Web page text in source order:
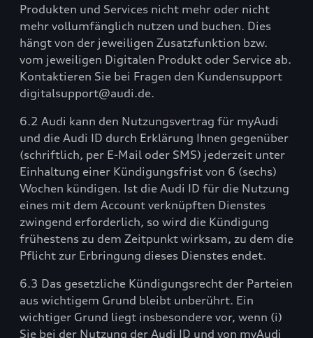
Produkten und Services nicht mehr oder nicht
mehr vollumfänglich nutzen und buchen. Dies
hängt von der jeweiligen Zusatzfunktion bzw.
vom jeweiligen Digitalen Produkt oder Service ab.
Kontaktieren Sie bei Fragen den Kundensupport
digitalsupport@audi.de.
6.2 Audi kann den Nutzungsvertrag für myAudi
und die Audi ID durch Erklärung Ihnen gegenüber
(schriftlich, per E-Mail oder SMS) jederzeit unter
Einhaltung einer Kündigungsfrist von 6 (sechs)
Wochen kündigen. Ist die Audi ID für die Nutzung
eines mit dem Account verknüpften Dienstes
zwingend erforderlich, so wird die Kündigung
frühestens zu dem Zeitpunkt wirksam, zu dem die
Pflicht zur Erbringung dieses Dienstes endet.
6.3 Das gesetzliche Kündigungsrecht der Parteien
aus wichtigem Grund bleibt unberührt. Ein
wichtiger Grund liegt insbesondere vor, wenn (i)
Sie bei der Nutzung der Audi ID und von myAudi